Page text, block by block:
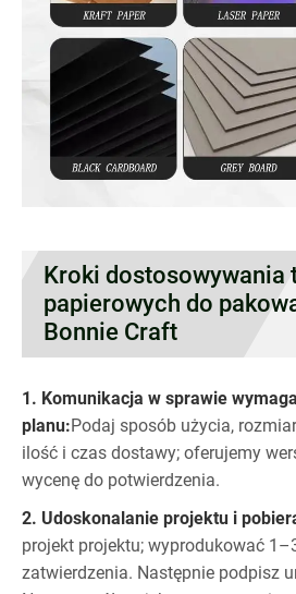
Kroki dostosowywania
papierowych do
Bonnie Craft
1. Komunikacja w sprawie
planu:Podaj sposób użycia,
ilość i czas dostawy; oferujemy
wycenę do potwierdzenia.
2. Udoskonalanie projektu i
projekt projektu; wyprodukować
zatwierdzenia. Następnie podpisz